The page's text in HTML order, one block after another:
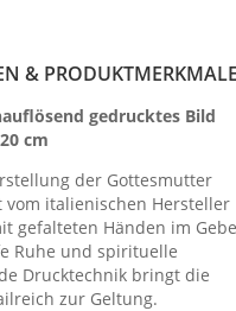
&
gedrucktes Bild
cm
der Gottesmutter
italienischen Hersteller
gefalteten Händen im
Ruhe und spirituelle
Drucktechnik bringt die
zur Geltung.